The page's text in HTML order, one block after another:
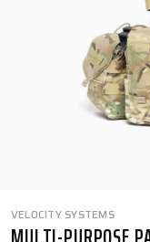
VELOCITY SYSTEMS